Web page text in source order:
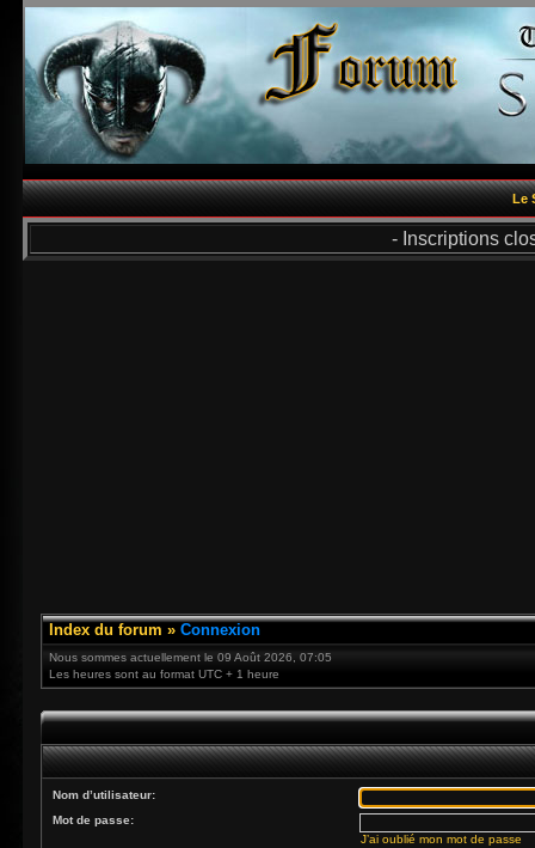
Le
- Inscriptions
Index du forum » Connexion
Nous sommes actuellement le 09 Août 2026, 07:05
Les heures sont au format UTC + 1 heure
Nom d’utilisateur:
Mot de passe:
J’ai oublié mon mot de passe